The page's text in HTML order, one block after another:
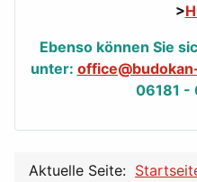
>
Ebenso können Sie
unter:
06181 -
Aktuelle Seite: